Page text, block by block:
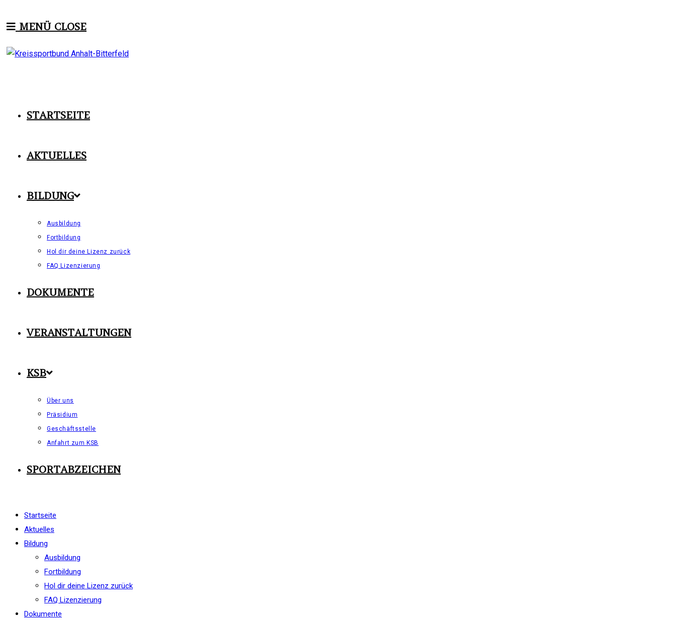
InhaltMENÜ CLOSE
STARTSEITE
AKTUELLES
BILDUNG
Ausbildung
Fortbildung
Hol dir deine Lizenz zurück
FAQ Lizenzierung
DOKUMENTE
VERANSTALTUNGEN
KSB
Über uns
Präsidium
Geschäftsstelle
Anfahrt zum KSB
SPORTABZEICHEN
Startseite
Aktuelles
Bildung
Ausbildung
Fortbildung
Hol dir deine Lizenz zurück
FAQ Lizenzierung
Dokumente